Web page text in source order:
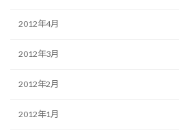
2012年4月
2012年3月
2012年2月
2012年1月